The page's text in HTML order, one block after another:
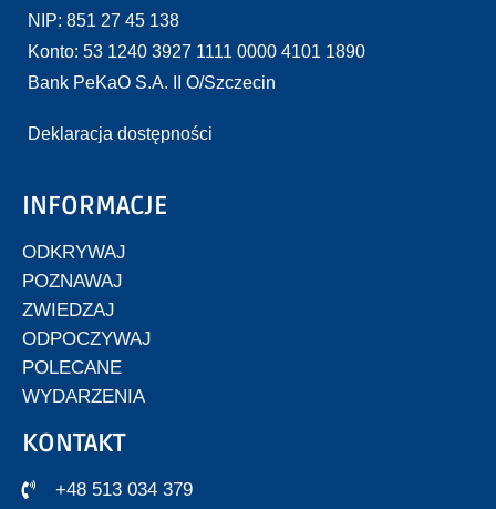
NIP: 851 27 45 138
Konto: 53 1240 3927 1111 0000 4101 1890
Bank PeKaO S.A. II O/Szczecin
Deklaracja dostępności
INFORMACJE
ODKRYWAJ
POZNAWAJ
ZWIEDZAJ
ODPOCZYWAJ
POLECANE
WYDARZENIA
KONTAKT
+48 513 034 379